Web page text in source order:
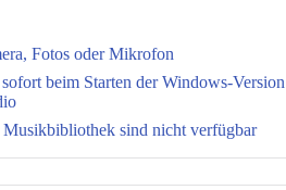
Fotos oder Mikrofon
beim Starten der Windows-Version
sind nicht verfügbar